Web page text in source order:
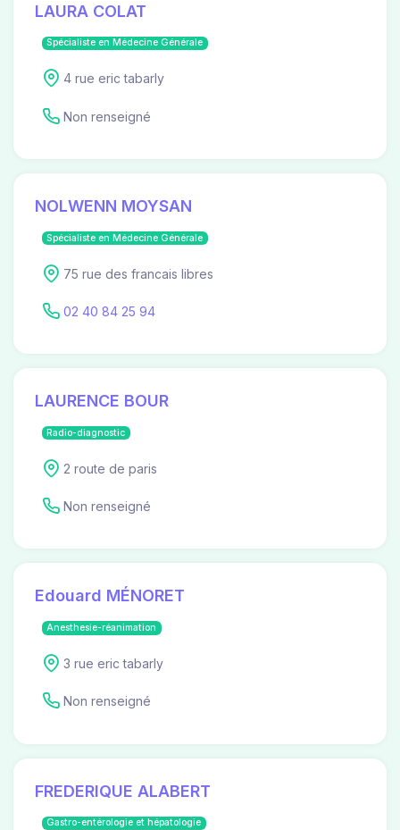
LAURA COLAT
Spécialiste en Médecine Générale
4 rue eric tabarly
Non renseigné
NOLWENN MOYSAN
Spécialiste en Médecine Générale
75 rue des francais libres
02 40 84 25 94
LAURENCE BOUR
Radio-diagnostic
2 route de paris
Non renseigné
Edouard MÉNORET
Anesthesie-réanimation
3 rue eric tabarly
Non renseigné
FREDERIQUE ALABERT
Gastro-entérologie et hépatologie